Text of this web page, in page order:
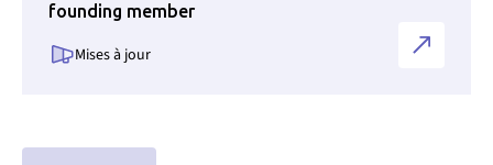
founding member
Mises à jour